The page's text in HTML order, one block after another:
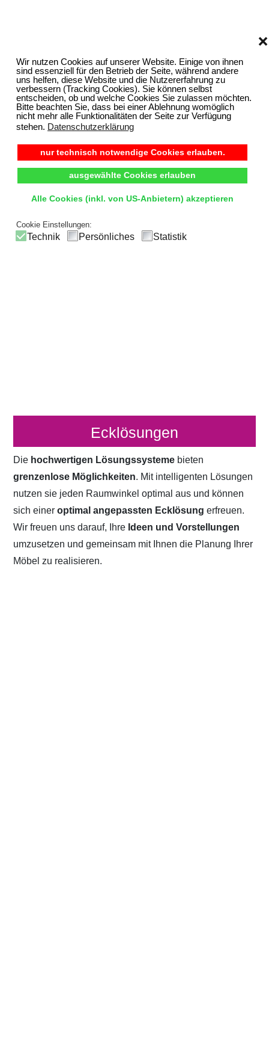
Wir nutzen Cookies auf unserer Website. Einige von ihnen
sind essenziell für den Betrieb der Seite, während andere
uns helfen, diese Website und die Nutzererfahrung zu
verbessern (Tracking Cookies). Sie können selbst
entscheiden, ob und welche Cookies Sie zulassen möchten.
Bitte beachten Sie, dass bei einer Ablehnung womöglich
nicht mehr alle Funktionalitäten der Seite zur Verfügung
stehen. Datenschutzerklärung
nur technisch notwendige Cookies erlauben.
ausgewählte Cookies erlauben
Alle Cookies (inkl. von US-Anbietern) akzeptieren
❌
Cookie Einstellungen:
Technik Persönliches Statistik
Ecklösungen
Die hochwertigen Lösungssysteme bieten
grenzenlose Möglichkeiten. Mit intelligenten Lösungen
nutzen sie jeden Raumwinkel optimal aus und können
sich eineroptimal angepassten Ecklösung erfreuen.
Wir freuen uns darauf, Ihre Ideen und Vorstellungen
umzusetzen und gemeinsam mit Ihnen die Planung Ihrer
Möbel zu realisieren.